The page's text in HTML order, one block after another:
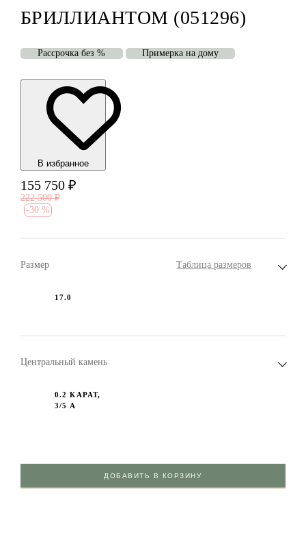
БРИЛЛИАНТОМ (051296)
Рассрочка без % Примерка на дому
В избранноe
155 750 ₽
222 500 ₽
-30 %
Размер Таблица размеров
17.0
Центральный камень
0.2 КАРАТ,
3/5 А
ДОБАВИТЬ В КОРЗИНУ